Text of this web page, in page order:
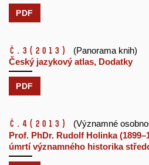
PDF
č.3 (2013)
(Panorama knih)
Český jazykový atlas, Dodatky
PDF
č.4 (2013)
(Významné
Prof. PhDr. Rudolf Holinka
úmrtí významného historika